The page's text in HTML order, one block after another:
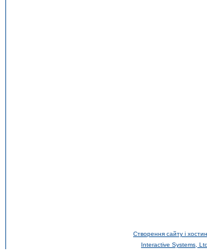
Створення сайту і
Interactive Systems,